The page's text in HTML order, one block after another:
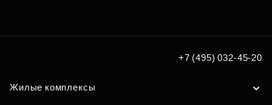
+7 (495) 032-45-20
Жилые комплексы